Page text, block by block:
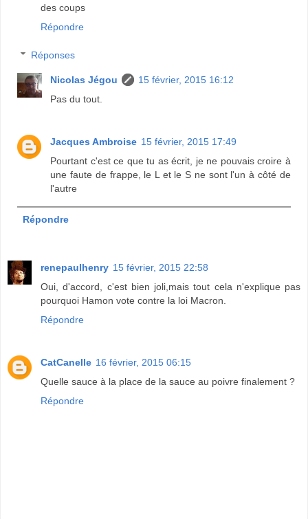
des coups
Répondre
Réponses
Nicolas Jégou
15 février, 2015 16:12
Pas du tout.
Jacques Ambroise 15 février, 2015 17:49
Pourtant c'est ce que tu as écrit, je ne pouvais croire à
une faute de frappe, le L et le S ne sont l'un à côté de
l'autre
Répondre
renepaulhenry 15 février, 2015 22:58
Oui, d'accord, c'est bien joli,mais tout cela n'explique pas
pourquoi Hamon vote contre la loi Macron.
Répondre
CatCanelle 16 février, 2015 06:15
Quelle sauce à la place de la sauce au poivre finalement ?
Répondre